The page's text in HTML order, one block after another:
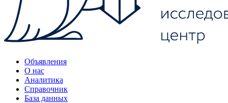
Объявления
О нас
Аналитика
Справочник
База данных